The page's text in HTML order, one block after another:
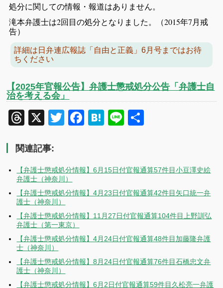
処分に関しての情報・報道はありません。
滝本弁護士は2回目の処分となりました。（2015年7月戒
告）
詳細は日弁連広報誌「自由と正義」6月号まではお待
ちください
【2025年官報公告】弁護士懲戒処分公告「弁護士自
治を考える会」
Threads
X TwitterFacebook
Hatena
Line
関連記事:
【弁護士懲戒処分情報】6月15日付官報通算57件目小豆澤史絵
弁護士（神奈川）
【弁護士懲戒処分情報】4月23日付官報通算42件目矢口統一弁
護士（神奈川）
【弁護士懲戒処分情報】11月27日付官報通算104件目上野訓弘
弁護士（第一東京）
【弁護士懲戒処分情報】4月24日付官報通算48件目加藤隆弁護
士（神奈川）
【弁護士懲戒処分情報】8月24日付官報通算76件目石橋忠文弁
護士（神奈川）
【弁護士懲戒処分情報】6月2日付官報通算59件目久松亮一弁護